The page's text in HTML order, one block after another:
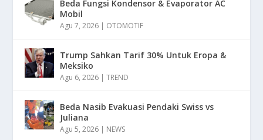
Beda Fungsi Kondensor & Evaporator AC
Mobil
Agu 7, 2026 | OTOMOTIF
Trump Sahkan Tarif 30% Untuk Eropa &
Meksiko
Agu 6, 2026 |TREND
Beda Nasib Evakuasi Pendaki Swiss vs
Juliana
Agu 5, 2026 | NEWS